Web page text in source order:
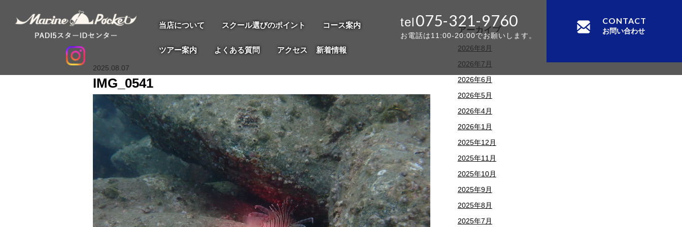
当店について スクール選びのポイント コース案内
ツアー案内 よくある質問 アクセス 新着情報
075-321-9760
お電話は11:00-20:00でお願いします。
CONTACT
お問い合わせ
2025.08.07
IMG_0541
アーカイブ
2026年8月
2026年7月
2026年6月
2026年5月
2026年4月
2026年1月
2025年12月
2025年11月
2025年10月
2025年9月
2025年8月
2025年7月